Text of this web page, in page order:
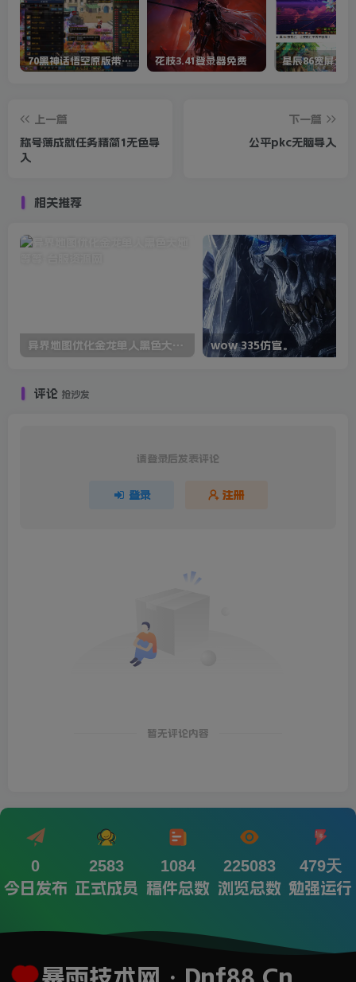
70黑神话悟空原版带cdk等全套文件 花枝3.41登录器免费 星辰86宽屏全套
上一篇
称号簿成就任务精简1无色导
入
下一篇
公平pkc无脑导入
相关推荐
异界地图优化金龙单人黑色大地等等 wow 335仿官。
评论 抢沙发
请登录后发表评论
登录 注册
暂无评论内容
0
今日发布
2583
正式成员
1084
稿件总数
225083
浏览总数
479天
勉强运行